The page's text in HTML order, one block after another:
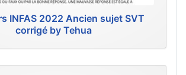
INFAS 2022 Ancien sujet SVT
corrigé by Tehua